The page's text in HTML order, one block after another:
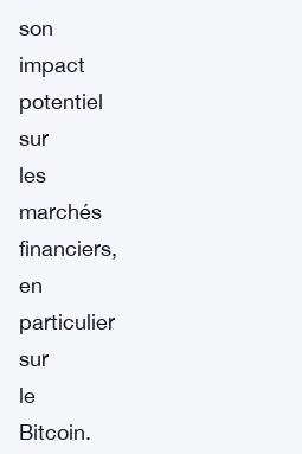
son
impact
potentiel
sur
les
marchés
financiers,
en
particulier
sur
le
Bitcoin.